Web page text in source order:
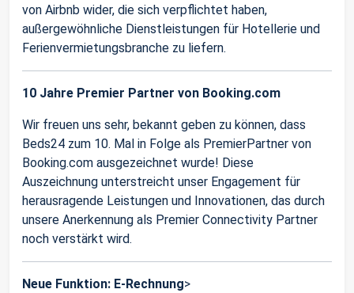
von Airbnb wider, die sich verpflichtet haben,
außergewöhnliche Dienstleistungen für Hotellerie und
Ferienvermietungsbranche zu liefern.
10 Jahre Premier Partner von Booking.com
Wir freuen uns sehr, bekannt geben zu können, dass
Beds24 zum 10. Mal in Folge als PremierPartner von
Booking.com ausgezeichnet wurde! Diese
Auszeichnung unterstreicht unser Engagement für
herausragende Leistungen und Innovationen, das durch
unsere Anerkennung als Premier Connectivity Partner
noch verstärkt wird.
Neue Funktion: E-Rechnung>